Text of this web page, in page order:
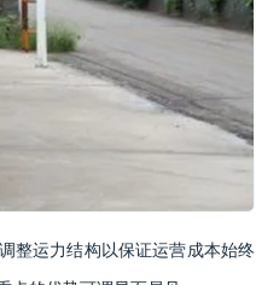
整运力结构以保证运营成本始终